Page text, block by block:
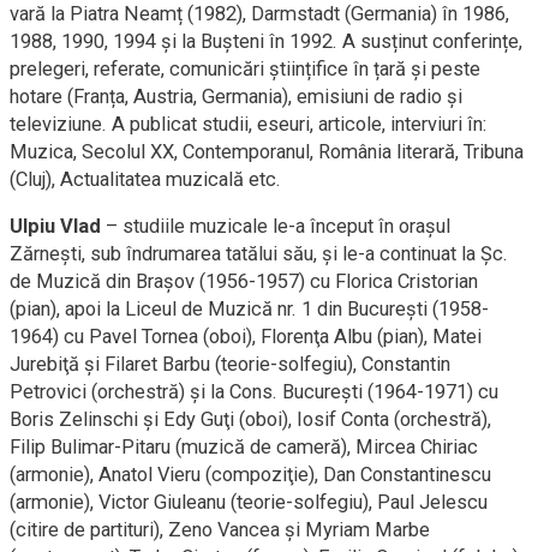
vară la Piatra Neamț (1982), Darmstadt (Germania) în 1986,
1988, 1990, 1994 și la Bușteni în 1992. A susținut conferințe,
prelegeri, referate, comunicări științifice în țară și peste
hotare (Franța, Austria, Germania), emisiuni de radio și
televiziune. A publicat studii, eseuri, articole, interviuri în:
Muzica, Secolul XX, Contemporanul, România literară, Tribuna
(Cluj), Actualitatea muzicală etc.
Ulpiu Vlad – studiile muzicale le-a început în oraşul
Zărneşti, sub îndrumarea tatălui său, şi le-a continuat la Şc.
de Muzică din Braşov (1956-1957) cu Florica Cristorian
(pian), apoi la Liceul de Muzică nr. 1 din Bucureşti (1958-
1964) cu Pavel Tornea (oboi), Florenţa Albu (pian), Matei
Jurebiţă şi Filaret Barbu (teorie-solfegiu), Constantin
Petrovici (orchestră) şi la Cons. Bucureşti (1964-1971) cu
Boris Zelinschi şi Edy Guţi (oboi), Iosif Conta (orchestră),
Filip Bulimar-Pitaru (muzică de cameră), Mircea Chiriac
(armonie), Anatol Vieru (compoziţie), Dan Constantinescu
(armonie), Victor Giuleanu (teorie-solfegiu), Paul Jelescu
(citire de partituri), Zeno Vancea şi Myriam Marbe